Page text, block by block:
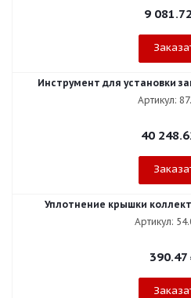
9 081.72
Инструмент для установки
Артикул:
40
Уплотнение крышки
Артикул:
390.47